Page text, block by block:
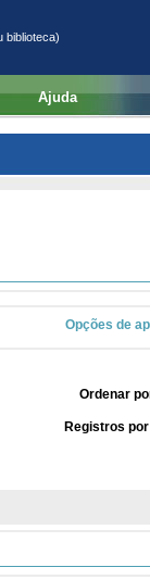
biblioteca)
Ajuda
Opções de
Ordenar
Registros